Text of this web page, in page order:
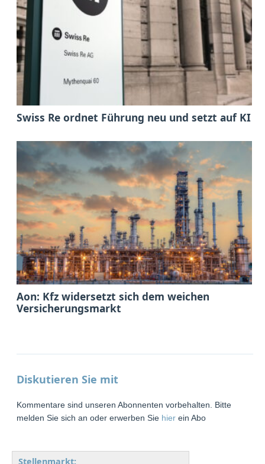
Swiss Re ordnet Führung neu und setzt auf KI
Aon: Kfz widersetzt sich dem weichen
Versicherungsmarkt
Diskutieren Sie mit
Kommentare sind unseren Abonnenten vorbehalten. Bitte
melden Sie sich an oder erwerben Sie hier ein Abo
Stellenmarkt: